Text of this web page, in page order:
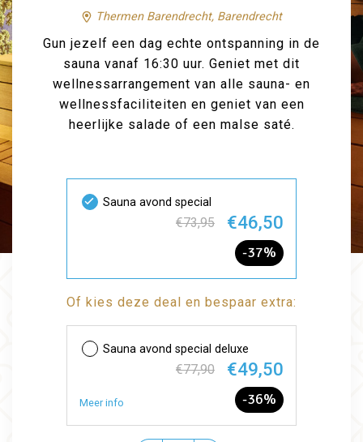
Thermen Barendrecht, Barendrecht
Gun jezelf een dag echte ontspanning in de
sauna vanaf 16:30 uur. Geniet met dit
wellnessarrangement van alle sauna- en
wellnessfaciliteiten en geniet van een
heerlijke salade of een malse saté.
Sauna avond special
€73,95 €46,50
-37%
Of kies deze deal en bespaar extra:
Sauna avond special deluxe
Meer info
€77,90 €49,50
-36%